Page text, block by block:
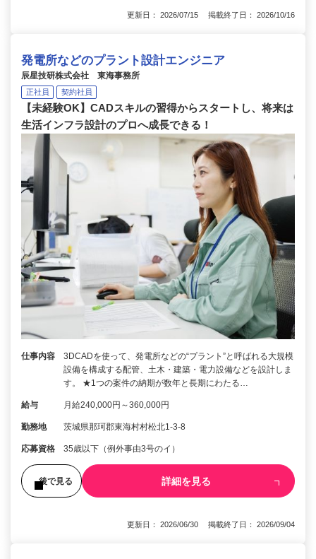
更新日： 2026/07/15 掲載終了日： 2026/10/16
発電所などのプラント設計エンジニア
辰星技研株式会社 東海事務所
正社員 契約社員
【未経験OK】CADスキルの習得からスタートし、将来は
生活インフラ設計のプロへ成長できる！
仕事内容
3DCADを使って、発電所などの“プラント”と呼ばれる大規模
設備を構成する配管、土木・建築・電力設備などを設計しま
す。 ★1つの案件の納期が数年と長期にわたる…
給与 月給240,000円～360,000円
勤務地 茨城県那珂郡東海村村松北1-3-8
応募資格 35歳以下（例外事由3号のイ）
後で見る 詳細を見る
更新日： 2026/06/30 掲載終了日： 2026/09/04